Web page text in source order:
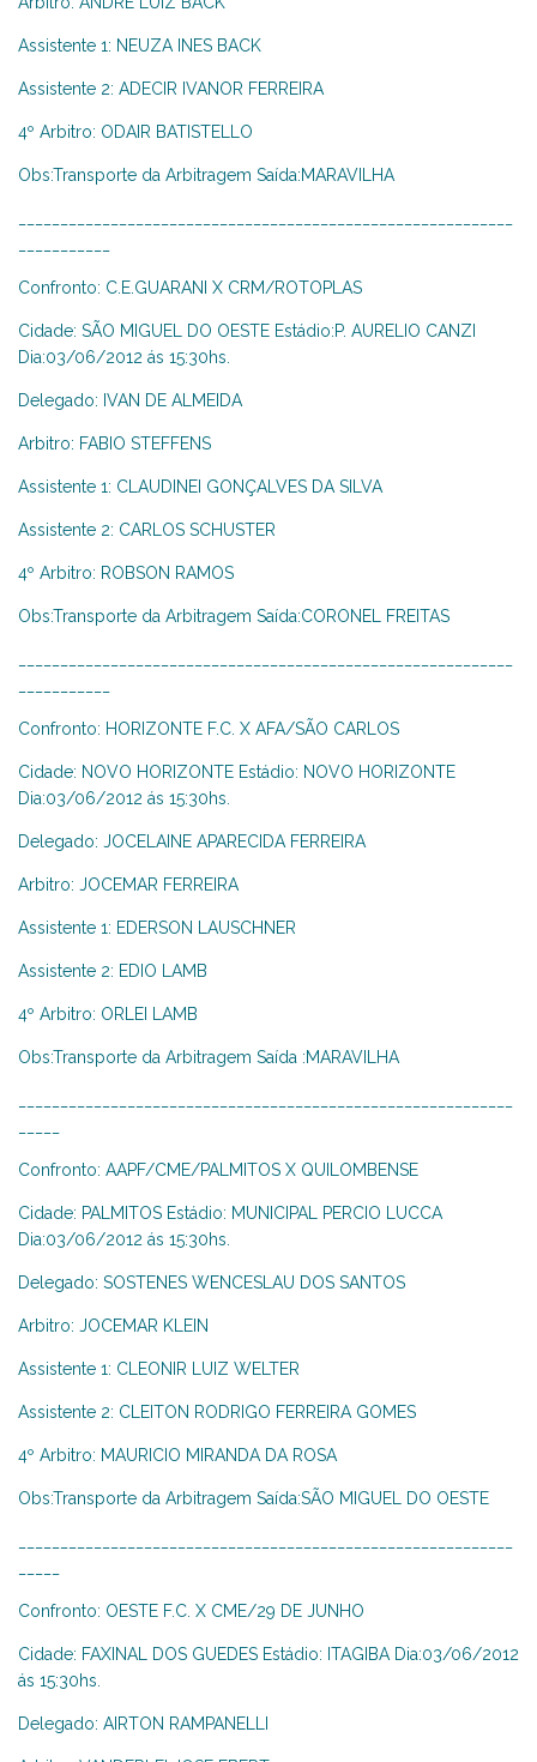
Assistente 1: NEUZA INES BACK
Assistente 2: ADECIR IVANOR FERREIRA
4º Arbitro: ODAIR BATISTELLO
Obs:Transporte da Arbitragem Saída:MARAVILHA
Confronto: C.E.GUARANI X CRM/ROTOPLAS
Cidade: SÃO MIGUEL DO OESTE Estádio:P. AURELIO CANZI
Dia:03/06/2012 ás 15:30hs.
Delegado: IVAN DE ALMEIDA
Arbitro: FABIO STEFFENS
Assistente 1: CLAUDINEI GONÇALVES DA SILVA
Assistente 2: CARLOS SCHUSTER
4º Arbitro: ROBSON RAMOS
Obs:Transporte da Arbitragem Saída:CORONEL FREITAS
Confronto: HORIZONTE F.C. X AFA/SÃO CARLOS
Cidade: NOVO HORIZONTE Estádio: NOVO HORIZONTE
Dia:03/06/2012 ás 15:30hs.
Delegado: JOCELAINE APARECIDA FERREIRA
Arbitro: JOCEMAR FERREIRA
Assistente 1: EDERSON LAUSCHNER
Assistente 2: EDIO LAMB
4º Arbitro: ORLEI LAMB
Obs:Transporte da Arbitragem Saída :MARAVILHA
Confronto: AAPF/CME/PALMITOS X QUILOMBENSE
Cidade: PALMITOS Estádio: MUNICIPAL PERCIO LUCCA
Dia:03/06/2012 ás 15:30hs.
Delegado: SOSTENES WENCESLAU DOS SANTOS
Arbitro: JOCEMAR KLEIN
Assistente 1: CLEONIR LUIZ WELTER
Assistente 2: CLEITON RODRIGO FERREIRA GOMES
4º Arbitro: MAURICIO MIRANDA DA ROSA
Obs:Transporte da Arbitragem Saída:SÃO MIGUEL DO OESTE
Confronto: OESTE F.C. X CME/29 DE JUNHO
Cidade: FAXINAL DOS GUEDES Estádio: ITAGIBA Dia:03/06/2012
ás 15:30hs.
Delegado: AIRTON RAMPANELLI